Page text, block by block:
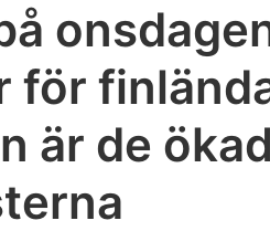
för
är de